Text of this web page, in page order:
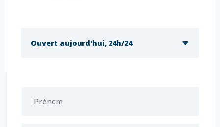
Ouvert aujourd'hui, 24h/24
Prénom